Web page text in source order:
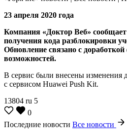
23 апреля 2020 года
Компания «Доктор Веб»
получения кода разблокировки
Обновление связано с
возможностей.
В сервис были внесены изменения
с сервисом Huawei Push Kit.
13804 ru 5
0
Последние новости Все новости